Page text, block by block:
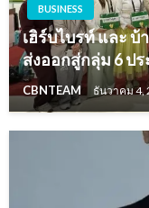
BUSINESS
เฮิร์บไบรท์ และ
ส่งออกสู่กลุ่ม 6 ป
CBNTEAM ธันวาคม 4,